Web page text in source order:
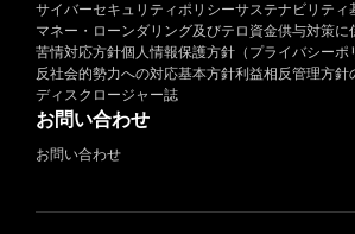
サイバーセキュリティポリシーサステナビリティ
マネー・ローンダリング及びテロ資金供与対策に
苦情対応方針個人情報保護方針（プライバシーポ
反社会的勢力への対応基本方針利益相反管理方針
ディスクロージャー誌
お問い合わせ
お問い合わせ